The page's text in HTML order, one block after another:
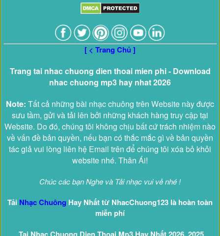
[ < Trang Chủ ]
Trang tai nhac chuong dien thoai mien phi - Download
nhac chuong mp3 hay nhat 2026
Note: Tất cả những bài nhạc chuông trên Website này được
sưu tầm, gửi và tải lên bởi những khách hàng truy cập tại
Website. Do đó, chúng tôi không chịu bất cứ trách nhiệm nào
về vấn đề bản quyền, nếu bạn có thắc mắc gì về bản quyền
tác giả vui lòng liên hệ Email trên để chúng tôi xóa bỏ khỏi
website nhé. Thân Ái!
Chúc các bạn Nghe và Tải nhạc vui vẻ nhé !
Tải Nhạc Chuông Hay Nhất từ NhacChuong123 là hoàn toàn
miễn phí